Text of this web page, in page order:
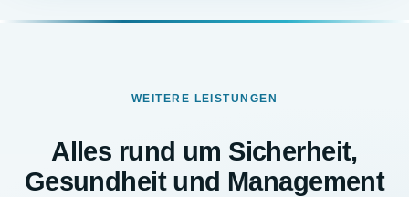
WEITERE LEISTUNGEN
Alles rund um Sicherheit,
Gesundheit und Management